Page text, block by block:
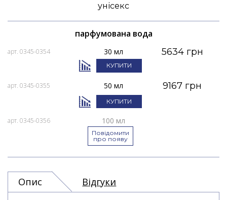
унісекс
парфумована вода
арт. 0345-0354 30 мл 5634 грн
КУПИТИ
арт. 0345-0355 50 мл 9167 грн
КУПИТИ
арт. 0345-0356 100 мл
Повідомити
про появу
Опис Відгуки